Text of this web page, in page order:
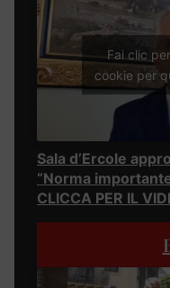
Fai clic
cookie per
Sala d’Ercole
“Norma
CLICCA PER IL